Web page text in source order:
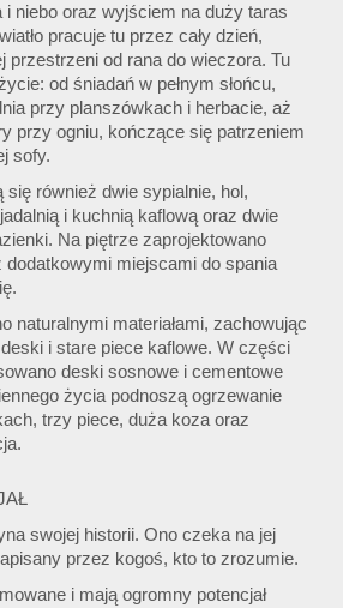
i niebo oraz wyjściem na duży taras
pracuje tu przez cały dzień,
przestrzeni od rana do wieczora. Tu
od śniadań w pełnym słońcu,
przy planszówkach i herbacie, aż
przy ogniu, kończące się patrzeniem
sofy.
się również dwie sypialnie, hol,
i kuchnią kaflową oraz dwie
Na piętrze zaprojektowano
dodatkowymi miejscami do spania
naturalnymi materiałami, zachowując
i stare piece kaflowe. W części
deski sosnowe i cementowe
życia podnoszą ogrzewanie
trzy piece, duża koza oraz
swojej historii. Ono czeka na jej
przez kogoś, kto to zrozumie.
i mają ogromny potencjał